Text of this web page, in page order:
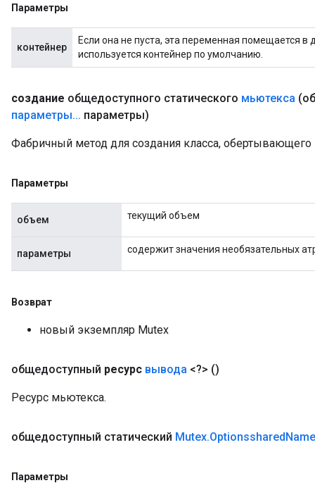
Параметры
контейнер
Если она не пуста, эта переменная помещается
используется контейнер по умолчанию.
создание общедоступного статического мьютекса
параметры... параметры)
Фабричный метод для создания класса,
Параметры
объем текущий объем
параметры содержит значения необязательных
Возврат
новый экземпляр Mutex
общедоступный ресурс вывода <?> ()
Ресурс мьютекса.
общедоступный статический Mutex.OptionssharedName
Параметры